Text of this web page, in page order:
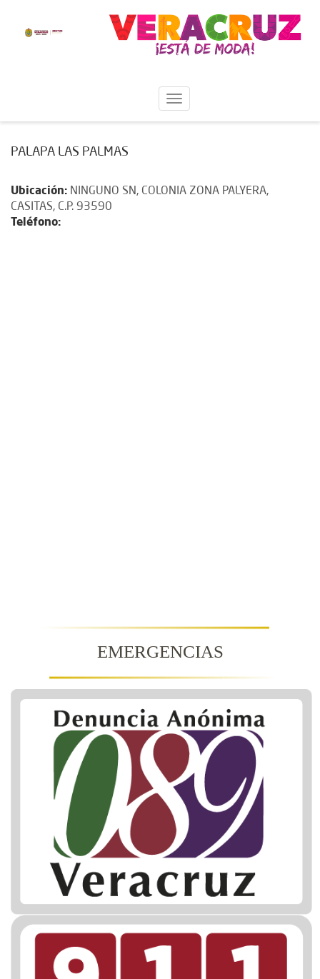
PALAPA LAS PALMAS
Ubicación: NINGUNO SN, COLONIA ZONA PALYERA,
CASITAS, C.P. 93590
Teléfono:
EMERGENCIAS